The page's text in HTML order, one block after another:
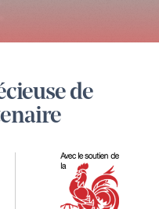
de
Digital